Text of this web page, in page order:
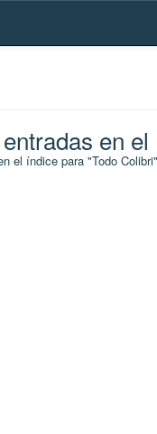
en
el índice para "Todo